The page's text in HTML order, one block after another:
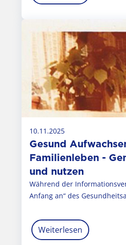
10.11.2025
Gesund
Familienleben -
und nutzen
Während der
Anfang an“ des
Weiterlesen